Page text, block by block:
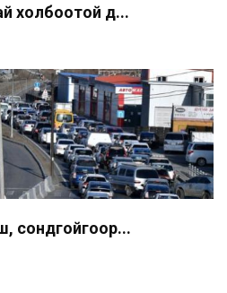
холбоотой д...
сондгойгоор...